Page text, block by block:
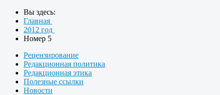
Вы здесь:
Главная
2012 год
Номер 5
Рецензирование
Редакционная политика
Редакционная этика
Полезные ссылки
Новости